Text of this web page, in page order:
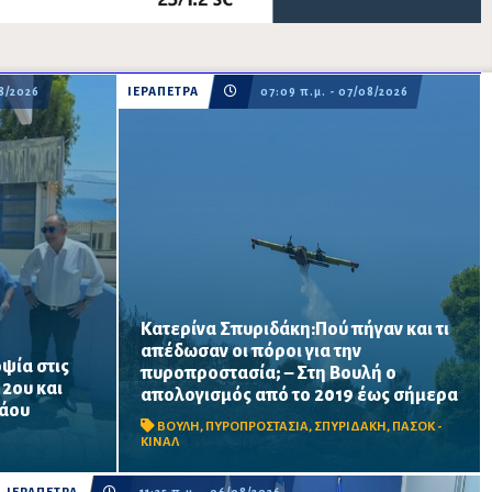
2026
στις
και
να
σχολική
ΙΕΡΑΠΕΤΡΑ 07:09 π.μ. - 07/08/2026
Κατερίνα Σπυριδάκη:Πού πήγαν και τι
απέδωσαν οι πόροι για την
πυροπροστασία; – Στη Βουλή ο
απολογισμός από το 2019 έως σήμερα
ΒΟΥΛΗ, ΠΥΡΟΠΡΟΣΤΑΣΙΑ, ΣΠΥΡΙΔΑΚΗ, ΠΑΣΟΚ -
ΚΙΝΑΛ
Το ΠΑΣΟΚ ζητά πλήρη απολογισμό των
χρηματοδοτήσεων από το 2019, στοιχεία
για τα προγράμματα «ΑΙΓΙΣ» και AntiNero,
καθώς και απαντήσεις για προσωπικό,